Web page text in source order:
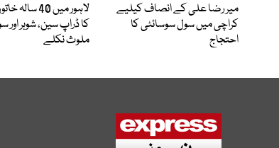
میر رضا علی کے انصاف کیلیے
کراچی میں سول سوسائٹی کا
احتجاج
لاہور میں 40
کا ڈراپ سین، شوہر اور
ملوث نکلے